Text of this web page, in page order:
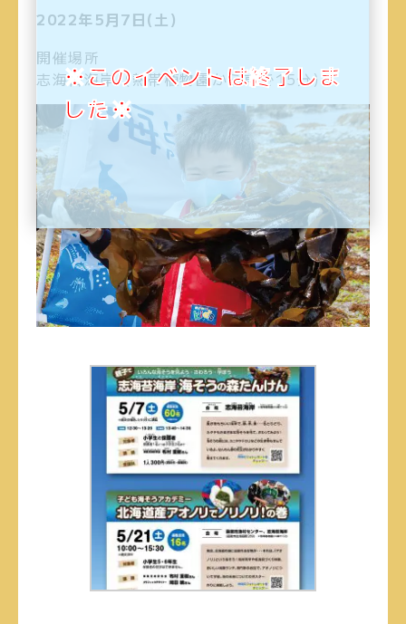
2022年5月7日(土)
開催場所
志海苔海岸（熱帯植物園から車で15分）
※このイベントは終了しま
した※